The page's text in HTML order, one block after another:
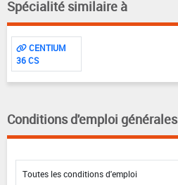
Spécialité similaire à
CENTIUM
36 CS
Conditions d'emploi générales